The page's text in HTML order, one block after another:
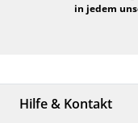
in jedem
Hilfe & Kontakt